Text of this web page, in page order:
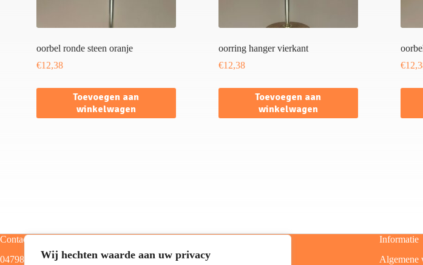
Wij hechten waarde aan uw privacy
oorbel ronde steen oranje
€12,38
Toevoegen aan
winkelwagen
oorring hanger vierkant
€12,38
Toevoegen aan
winkelwagen
€
Contact
0479805129
Home
Informatie
Algemene